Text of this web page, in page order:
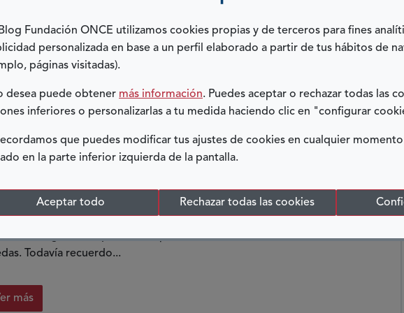
Fundación ONCE utilizamos cookies propias y de terceros para fines
personalizada en base a un perfil elaborado a partir de tus hábitos de
páginas visitadas).
desea puede obtener más información. Puedes aceptar o rechazar todas las
inferiores o personalizarlas a tu medida haciendo clic en "configurar
que puedes modificar tus ajustes de cookies en cualquier
en la parte inferior izquierda de la pantalla.
Aceptar todo Rechazar todas las cookies
más
ACCESIBLES, Y CADA DÍA MÁS ACCESIBLES
volver a tener una experiencia inmersiva en la naturaleza es un
regalo, aunque no siempre es fácil cuando te mueves en silla de
Todavía recuerdo...
más